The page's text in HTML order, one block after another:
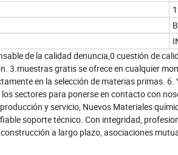
de la calidad denuncia,0 cuestión de
3.muestras gratis se ofrece en cualquier
en la selección de materias primas.
sectores para ponerse en contacto con
y servicio, Nuevos Materiales
soporte técnico. Con integridad,
a largo plazo, asociaciones